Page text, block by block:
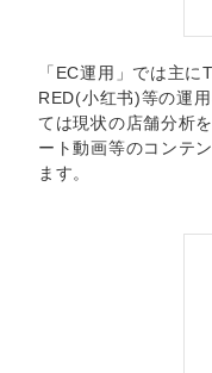
「EC運用」では主
RED(小红书)等の運
ては現状の店舗分析
ート動画等のコンテ
ます。